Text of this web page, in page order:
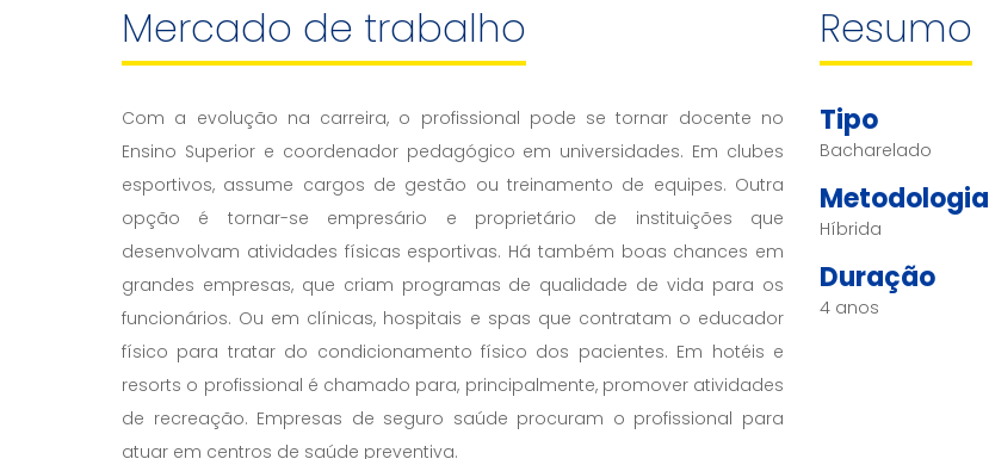
Mercado de trabalho
Com a evolução na carreira, o profissional pode se tornar docente no
Ensino Superior e coordenador pedagógico em universidades. Em clubes
esportivos, assume cargos de gestão ou treinamento de equipes. Outra
opção é tornar-se empresário e proprietário de instituições que
desenvolvam atividades físicas esportivas. Há também boas chances em
grandes empresas, que criam programas de qualidade de vida para os
funcionários. Ou em clínicas, hospitais e spas que contratam o educador
físico para tratar do condicionamento físico dos pacientes. Em hotéis e
resorts o profissional é chamado para, principalmente, promover atividades
de recreação. Empresas de seguro saúde procuram o profissional para
atuar em centros de saúde preventiva.
Resumo
Tipo
Bacharelado
Metodologia
Híbrida
Duração
4 anos